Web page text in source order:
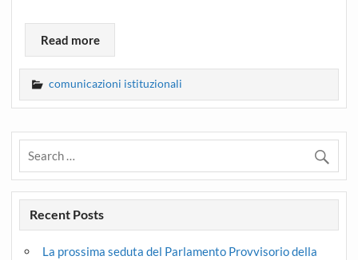
Read more
comunicazioni istituzionali
Recent Posts
La prossima seduta del Parlamento Provvisorio della